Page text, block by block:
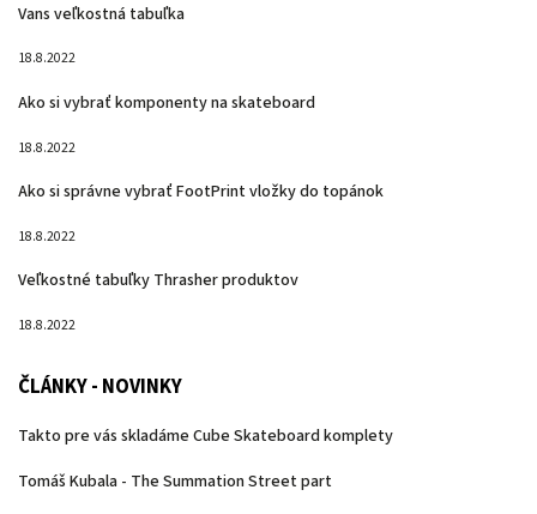
Vans veľkostná tabuľka
18.8.2022
Ako si vybrať komponenty na skateboard
18.8.2022
Ako si správne vybrať FootPrint vložky do topánok
18.8.2022
Veľkostné tabuľky Thrasher produktov
18.8.2022
ČLÁNKY - NOVINKY
Takto pre vás skladáme Cube Skateboard komplety
Tomáš Kubala - The Summation Street part